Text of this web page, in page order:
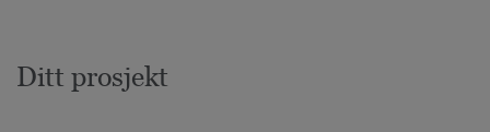
Ditt prosjekt